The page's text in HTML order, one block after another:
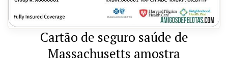
Cartão de seguro saúde de
Massachusetts amostra